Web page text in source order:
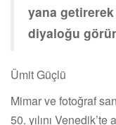
yana
diyaloğu
Ümit Güçlü
Mimar ve fotoğraf
50. yılını